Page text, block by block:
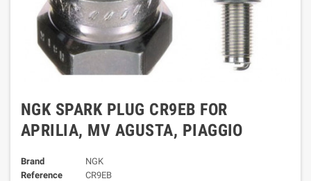
NGK SPARK PLUG CR9EB FOR
APRILIA, MV AGUSTA, PIAGGIO
Brand
NGK
Reference
CR9EB